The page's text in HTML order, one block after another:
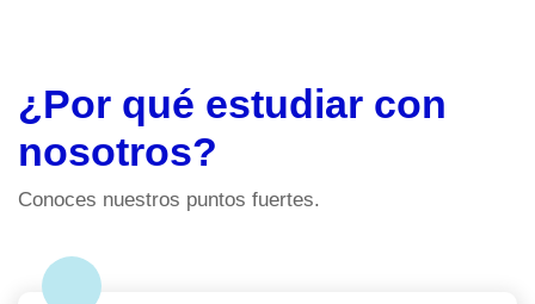
¿Por qué estudiar con
nosotros?
Conoces nuestros puntos fuertes.